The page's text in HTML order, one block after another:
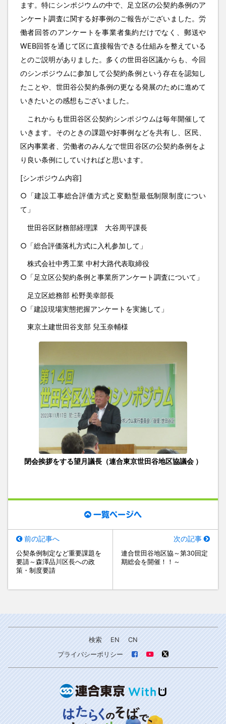
ます。特にシンポジウムの中で、足立区の公契約条例のア
ンケート調査に関する好事例のご報告がございました。労
働者回答のアンケートを事業者集約だけでなく、郵送や
WEB回答を通じて区に直接報告できる仕組みを整えている
とのご説明がありました。多くの世田谷区議からも、今回
のシンポジウムに参加して公契約条例という存在を認知し
たことや、世田谷公契約条例の更なる発展のために進めて
いきたいとの感想もございました。
これからも世田谷区公契約シンポジウムは毎年開催して
いきます。そのときの課題や好事例などを共有し、区民、
区内事業者、労働者のみんなで世田谷区の公契約条例をよ
り良い条例にしていければと思います。
[シンポジウム内容]
○「建設工事総合評価方式と変動型最低制限制度につい
て」
世田谷区財務部経理課 大谷周平課長
○「総合評価落札方式に入札参加して」
株式会社中秀工業 中村大路代表取締役
○「足立区公契約条例と事業所アンケート調査について」
足立区総務部 松野美幸部長
○「建設現場実態把握アンケートを実施して」
東京土建世田谷支部 兒玉奈輔様
閉会挨拶をする望月議長（連合東京世田谷地区協議会 ）
一覧ページへ
前の記事へ
公契条例制定など重要課題を
要請～森澤品川区長への政
策・制度要請
次の記事
連合世田谷地区協～第30回定
期総会を開催！！～
検索 EN
CN
プライバシーポリシー